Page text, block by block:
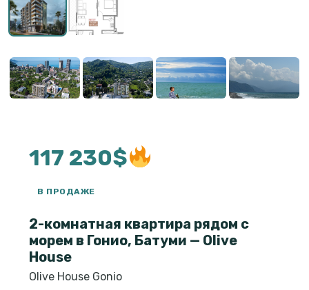
117 230$
В ПРОДАЖЕ
2-комнатная квартира рядом с
морем в Гонио, Батуми — Olive
House
Olive House Gonio